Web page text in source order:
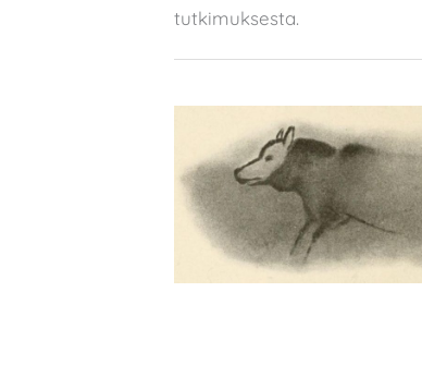
tutkimuksesta.